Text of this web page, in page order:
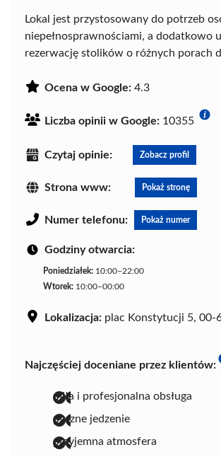
Lokal jest przystosowany do potrzeb
niepełnosprawnościami, a dodatkowo
rezerwację stolików o różnych porach
Ocena w Google: 4.3
Liczba opinii w Google: 10355
Czytaj opinie: Zobacz profil
Strona www: Pokaż stronę
Numer telefonu: Pokaż numer
Godziny otwarcia:
Poniedziałek: 10:00–22:00
Wtorek: 10:00–00:00
Lokalizacja: plac Konstytucji 5, 00-
Najczęściej doceniane przez klientów:
miła i profesjonalna obsługa
pyszne jedzenie
przyjemna atmosfera